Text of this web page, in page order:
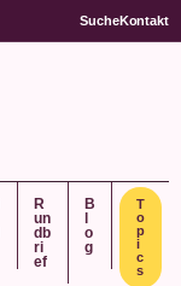
SucheKontakt
R
un
db
ri
ef
B
o
g
T
o
p
i
c
s